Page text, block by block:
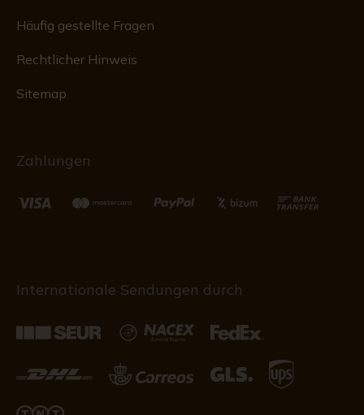
Häufig gestellte Fragen
Rechtlicher Hinweis
Sitemap
Zahlungen
Internationale Sendungen durch